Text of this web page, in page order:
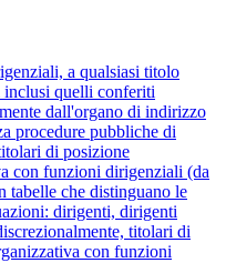
a qualsiasi titolo
quelli conferiti
dall'organo di indirizzo
procedure pubbliche di
di posizione
con funzioni dirigenziali (da
tabelle che distinguano le
dirigenti, dirigenti
titolari di
con funzioni